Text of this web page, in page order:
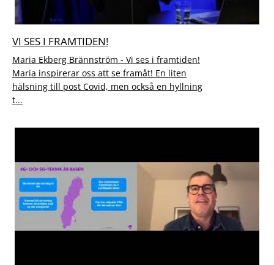
VI SES I FRAMTIDEN!
Maria Ekberg Brännström - Vi ses i framtiden!
Maria inspirerar oss att se framåt! En liten
hälsning till post Covid, men också en hyllning
t...